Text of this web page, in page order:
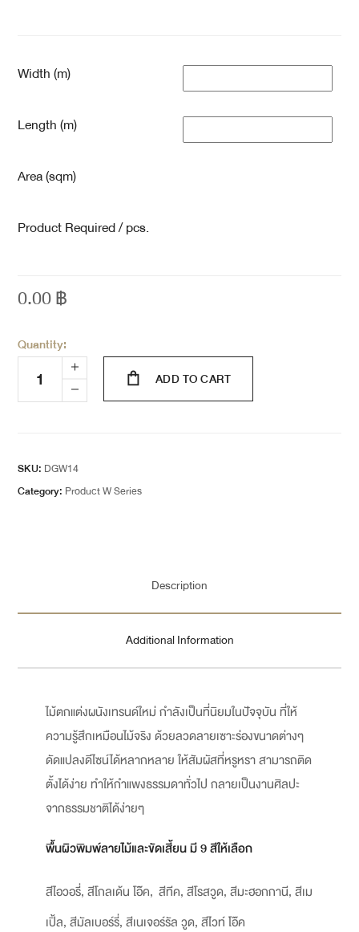
Width (m)
Length (m)
Area (sqm)
Product Required / pcs.
0.00฿
Quantity:
ADD TO CART
SKU: DGW14
Category: Product W Series
Description
Additional Information
ไม้ตกแต่งผนังเทรนด์ใหม่ กำลังเป็นที่นิยมในปัจจุบัน ที่ให้
ความรู้สึกเหมือนไม้จริง ด้วยลวดลายเซาะร่องขนาดต่างๆ
ดัดแปลงดีไซน์ได้หลากหลาย ให้สัมผัสที่หรูหรา สามารถติด
ตั้งได้ง่าย ทำให้กำแพงธรรมดาทั่วไป กลายเป็นงานศิลปะ
จากธรรมชาติได้ง่ายๆ
พื้นผิวพิมพ์ลายไม้และขัดเสี้ยน มี 9 สีให้เลือก
สีไอวอรี่, สีโกลเด้น โอ๊ค, สีทีค, สีโรสวูด, สีมะฮอกกานี, สีเม
เปิ้ล, สีมัลเบอร์รี่, สีเนเจอร์รัล วูด, สีไวท์ โอ๊ค